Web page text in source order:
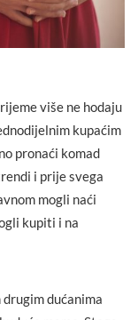
više ne hodaju
kupaćim
pronaći komad
i prije svega
mogli naći
kupiti i na
drugim dućanima